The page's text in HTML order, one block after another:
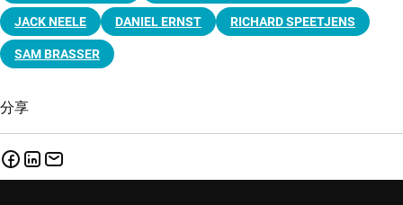
JACK NEELE DANIEL ERNST RICHARD SPEETJENS
SAM BRASSER
分享